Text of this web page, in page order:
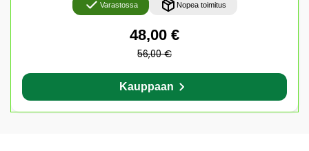
Varastossa Nopea toimitus
48,00 €
56,00 €
Kauppaan